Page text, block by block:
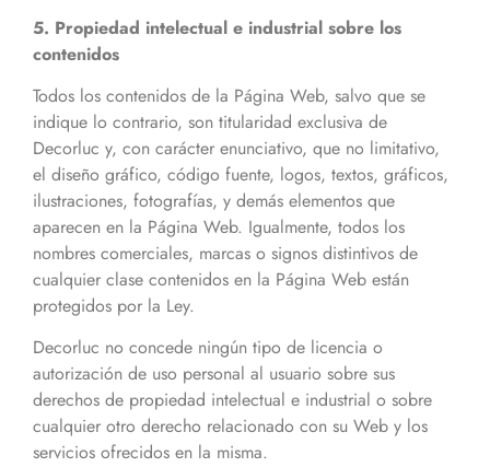
5. Propiedad intelectual e industrial sobre los
contenidos
Todos los contenidos de la Página Web, salvo que se
indique lo contrario, son titularidad exclusiva de
Decorluc y, con carácter enunciativo, que no limitativo,
el diseño gráfico, código fuente, logos, textos, gráficos,
ilustraciones, fotografías, y demás elementos que
aparecen en la Página Web. Igualmente, todos los
nombres comerciales, marcas o signos distintivos de
cualquier clase contenidos en la Página Web están
protegidos por la Ley.
Decorluc no concede ningún tipo de licencia o
autorización de uso personal al usuario sobre sus
derechos de propiedad intelectual e industrial o sobre
cualquier otro derecho relacionado con su Web y los
servicios ofrecidos en la misma.